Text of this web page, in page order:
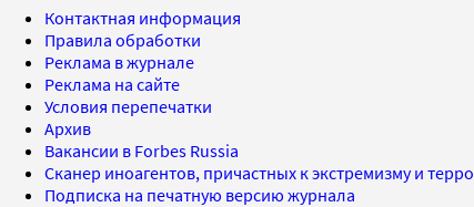
Контактная информация
Правила обработки
Реклама в журнале
Реклама на сайте
Условия перепечатки
Архив
Вакансии в Forbes Russia
Сканер иноагентов, причастных к экстремизму и
Подписка на печатную версию журнала